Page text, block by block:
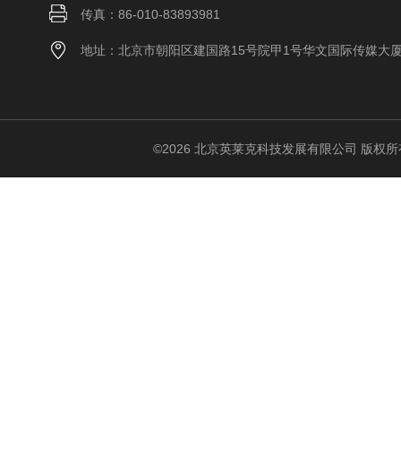
传真：86-010-83893981
地址：北京市朝阳区建国路15号院甲1号华文国际传媒大
©2026 北京英莱克科技发展有限公司 版